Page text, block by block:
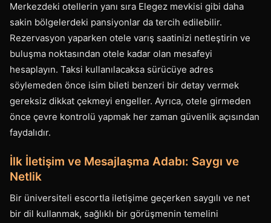
Merkezdeki otellerin yanı sıra Elegez mevkisi gibi daha
sakin bölgelerdeki pansiyonlar da tercih edilebilir.
Rezervasyon yaparken otele varış saatinizi netleştirin ve
buluşma noktasından otele kadar olan mesafeyi
hesaplayın. Taksi kullanılacaksa sürücüye adres
söylemeden önce isim bileti benzeri bir detay vermek
gereksiz dikkat çekmeyi engeller. Ayrıca, otele girmeden
önce çevre kontrolü yapmak her zaman güvenlik açısından
faydalıdır.
İlk İletişim ve Mesajlaşma Adabı: Saygı ve
Netlik
Bir üniversiteli escortla iletişime geçerken saygılı ve net
bir dil kullanmak, sağlıklı bir görüşmenin temelini